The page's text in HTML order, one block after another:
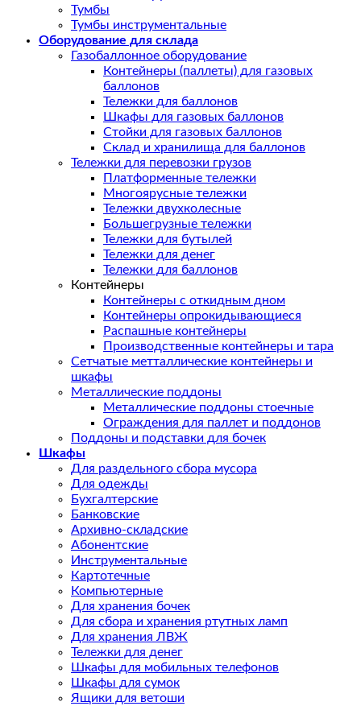
Тумбы
Тумбы инструментальные
Оборудование для склада
Газобаллонное оборудование
Контейнеры (паллеты) для газовых
баллонов
Тележки для баллонов
Шкафы для газовых баллонов
Стойки для газовых баллонов
Склад и хранилища для баллонов
Тележки для перевозки грузов
Платформенные тележки
Многоярусные тележки
Тележки двухколесные
Большегрузные тележки
Тележки для бутылей
Тележки для денег
Тележки для баллонов
Контейнеры
Контейнеры с откидным дном
Контейнеры опрокидывающиеся
Распашные контейнеры
Производственные контейнеры и тара
Сетчатые метталлические контейнеры и
шкафы
Металлические поддоны
Металлические поддоны стоечные
Ограждения для паллет и поддонов
Поддоны и подставки для бочек
Шкафы
Для раздельного сбора мусора
Для одежды
Бухгалтерские
Банковские
Архивно-складские
Абонентские
Инструментальные
Картотечные
Компьютерные
Для хранения бочек
Для сбора и хранения ртутных ламп
Для хранения ЛВЖ
Тележки для денег
Шкафы для мобильных телефонов
Шкафы для сумок
Ящики для ветоши